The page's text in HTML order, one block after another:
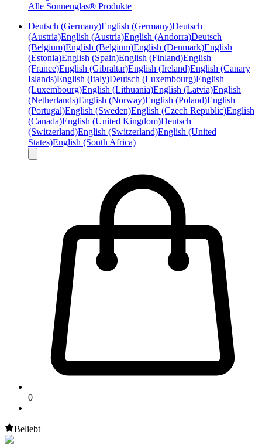
Alle Sonnenglas® Produkte
Deutsch (Germany)English (Germany)Deutsch
(Austria)English (Austria)English (Andorra)Deutsch
(Belgium)English (Belgium)English (Denmark)English
(Estonia)English (Spain)English (Finland)English
(France)English (Gibraltar)English (Ireland)English (Canary
Islands)English (Italy)Deutsch (Luxembourg)English
(Luxembourg)English (Lithuania)English (Latvia)English
(Netherlands)English (Norway)English (Poland)English
(Portugal)English (Sweden)English (Czech Republic)English
(Canada)English (United Kingdom)Deutsch
(Switzerland)English (Switzerland)English (United
States)English (South Africa)
0
Beliebt